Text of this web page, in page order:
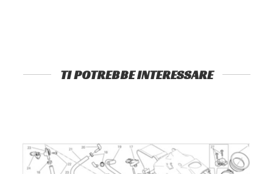
TI POTREBBE INTERESSARE